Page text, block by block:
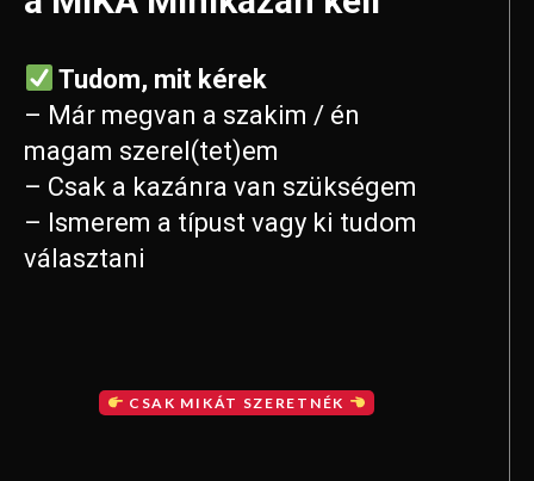
Tudom, mit kérek
– Már megvan a szakim / én
magam szerel(tet)em
– Csak a kazánra van szükségem
– Ismerem a típust vagy ki tudom
választani
CSAK MIKÁT SZERETNÉK